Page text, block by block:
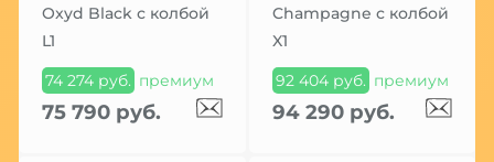
Oxyd Black с колбой
L1
74 274 руб. премиум
75 790 руб.
Champagne с колбой
X1
92 404 руб. премиум
94 290 руб.